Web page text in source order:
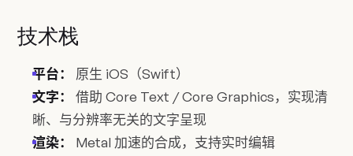
技术栈
平台：
原生 iOS（Swift）
文字：
借助 Core Text / Core Graphics，实现清
晰、与分辨率无关的文字呈现
渲染：
Metal 加速的合成，支持实时编辑